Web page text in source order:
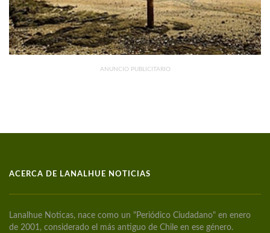
ANUNCIO PUBLICITARIO
ACERCA DE LANALHUE NOTICIAS
Lanalhue Noticas, nace como un "Periódico Ciudadano" en enero
de 2001, considerado el más antiguo de Chile en ese género.